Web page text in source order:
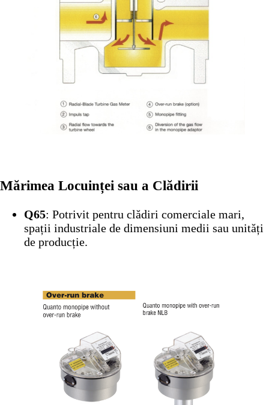
Mărimea Locuinței sau a Clădirii
Q65: Potrivit pentru clădiri comerciale mari,
spații industriale de dimensiuni medii sau unități
de producție.